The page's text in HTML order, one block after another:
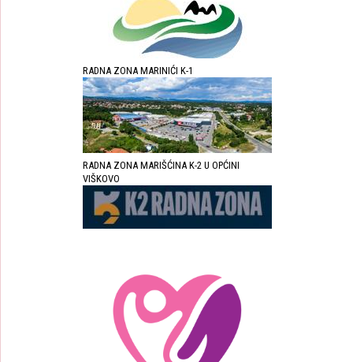
RADNA ZONA MARINIĆI K-1
RADNA ZONA MARIŠĆINA K-2 U OPĆINI
VIŠKOVO